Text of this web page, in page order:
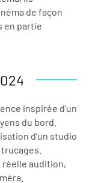
de façon
en partie
inspirée d’un
du bord.
d’un studio
réelle audition,